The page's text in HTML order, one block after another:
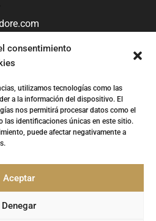
consentimiento
utilizamos tecnologías como las
a la información del dispositivo. El
nos permitirá procesar datos como el
las identificaciones únicas en este sitio.
puede afectar negativamente a
Aceptar
Denegar
SLha sido beneficiaria del
Europeo de Desarrollo Regional cuyo
es Potenciar la investigación, el
tecnológico y la innovación, y
al que ha desarollado y renovado la
ello ha contado con el apoyo del
Cámara de Comercio de Granada’’.
| Una manera de hacer Europa.